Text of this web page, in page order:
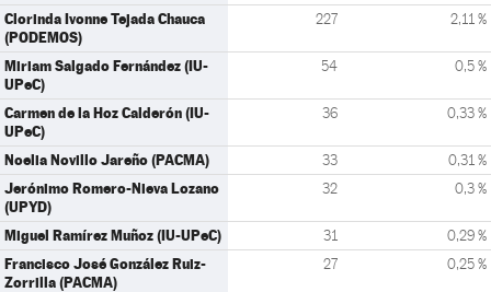
Clorinda Ivonne Tejada Chauca
(PODEMOS)
227 2,11 %
Miriam Salgado Fernández (IU-
UPeC)
54 0,5 %
Carmen de la Hoz Calderón (IU-
UPeC)
36 0,33 %
Noelia Novillo Jareño (PACMA) 33 0,31 %
Jerónimo Romero-Nieva Lozano
(UPYD)
32 0,3 %
Miguel Ramírez Muñoz (IU-UPeC) 31 0,29 %
Francisco José González Ruiz-
Zorrilla (PACMA)
27 0,25 %